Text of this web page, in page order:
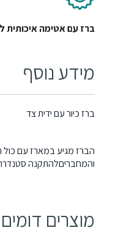
7 שנות אחריות
מידע נוסף